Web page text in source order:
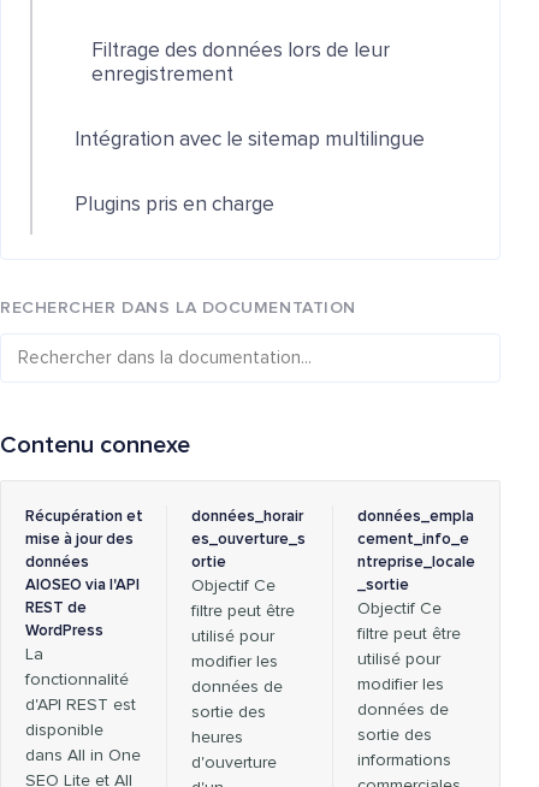
Filtrage des données lors de leur
enregistrement
Intégration avec le sitemap multilingue
Plugins pris en charge
RECHERCHER DANS LA DOCUMENTATION
Contenu connexe
Récupération et
mise à jour des
données
AIOSEO via l'API
REST de
WordPress
La
fonctionnalité
d'API REST est
disponible
dans All in One
SEO Lite et All
données_horair
es_ouverture_s
ortie
Objectif Ce
filtre peut être
utilisé pour
modifier les
données de
sortie des
heures
d'ouverture
données_empla
cement_info_e
ntreprise_locale
_sortie
Objectif Ce
filtre peut être
utilisé pour
modifier les
données de
sortie des
informations